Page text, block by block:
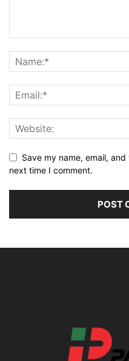
Save my name, email,
next time I comment.